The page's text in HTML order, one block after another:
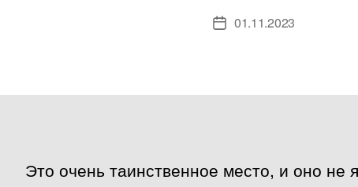
Дата01.11.2023
Это очень таинственное место, и оно не